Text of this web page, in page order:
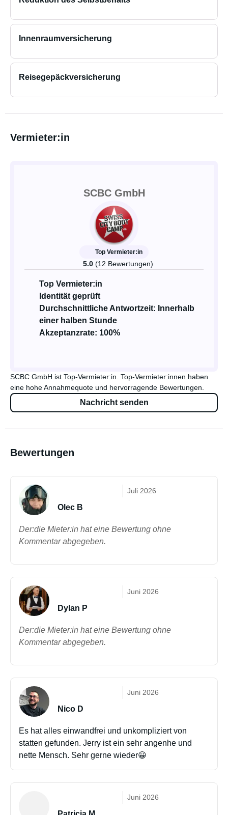
Innenraumversicherung
Reisegepäckversicherung
Vermieter:in
SCBC GmbH
Top Vermieter:in
5.0 (12 Bewertungen)
Top Vermieter:in
Identität geprüft
Durchschnittliche Antwortzeit: Innerhalb
einer halben Stunde
Akzeptanzrate: 100%
SCBC GmbH ist Top-Vermieter:in. Top-Vermieter:innen haben
eine hohe Annahmequote und hervorragende Bewertungen.
Nachricht senden
Bewertungen
Juli 2026
Olec B
Der:die Mieter:in hat eine Bewertung ohne
Kommentar abgegeben.
Juni 2026
Dylan P
Der:die Mieter:in hat eine Bewertung ohne
Kommentar abgegeben.
Juni 2026
Nico D
Es hat alles einwandfrei und unkompliziert von
statten gefunden. Jerry ist ein sehr angenhe und
nette Mensch. Sehr gerne wieder😀
Juni 2026